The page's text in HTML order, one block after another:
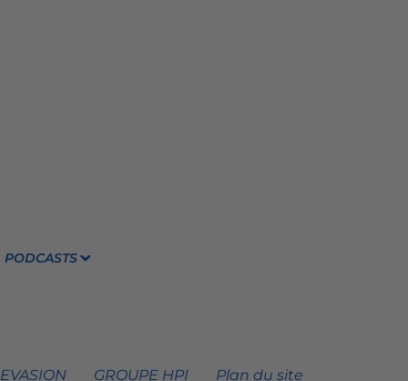
PODCASTS
GROUPE HPI Plan du site